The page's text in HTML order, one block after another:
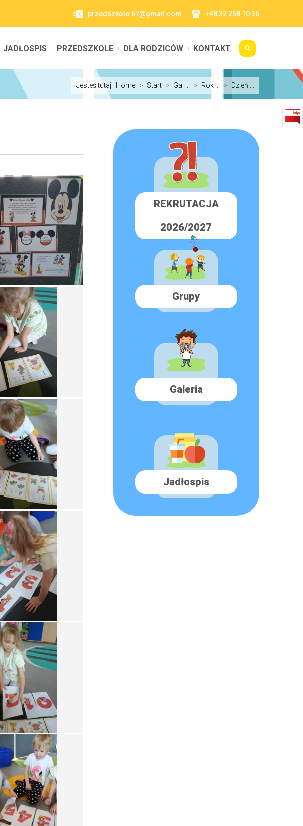
przedszkole.67@gmail.com +48 32 258 10 36
JADŁOSPIS PRZEDSZKOLE DLA RODZICÓW KONTAKT
Jesteś tutaj: Home > Start > Gal ... > Rok ... > Dzień ...
REKRUTACJA
2026/2027
Grupy
Galeria
Jadłospis